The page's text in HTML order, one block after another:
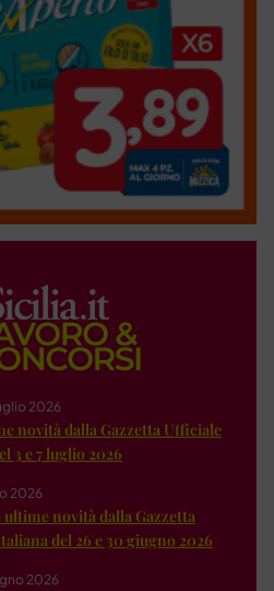
2026
novità dalla Gazzetta Ufficiale
3 e 7 luglio 2026
2026
novità dalla Gazzetta
del 26 e 30 giugno 2026
2026